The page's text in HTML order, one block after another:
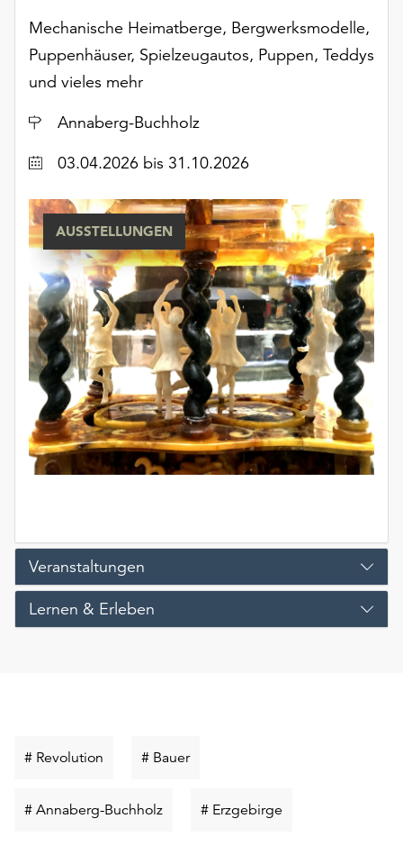
ausgeführt.
Möchten
Sie
verwendeten
anpassen,
Sie
die
Einstellungen
über
die
Schaltfläche
„Auswählen“.
Weitere
Informationen
finden
Sie
unserer
Impressum
Mechanische Heimatberge, Bergwerksmodelle,
Puppenhäuser, Spielzeugautos, Puppen, Teddys
und vieles mehr
Ort
Annaberg-Buchholz
Datum03.04.2026 bis 31.10.2026
AUSSTELLUNGEN
Veranstaltungen
Lernen & Erleben
# Revolution Schlüsselwort
# BauerSchlüsselwort
# Annaberg-BuchholzSchlüsselwort
# Erzgebirge